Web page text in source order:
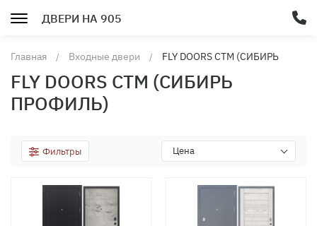
ДВЕРИ НА 905
Главная Входные двери
FLY DOORS СТМ (СИБИРЬ
FLY DOORS СТМ (СИБИРЬ
ПРОФИЛЬ)
Фильтры Цена